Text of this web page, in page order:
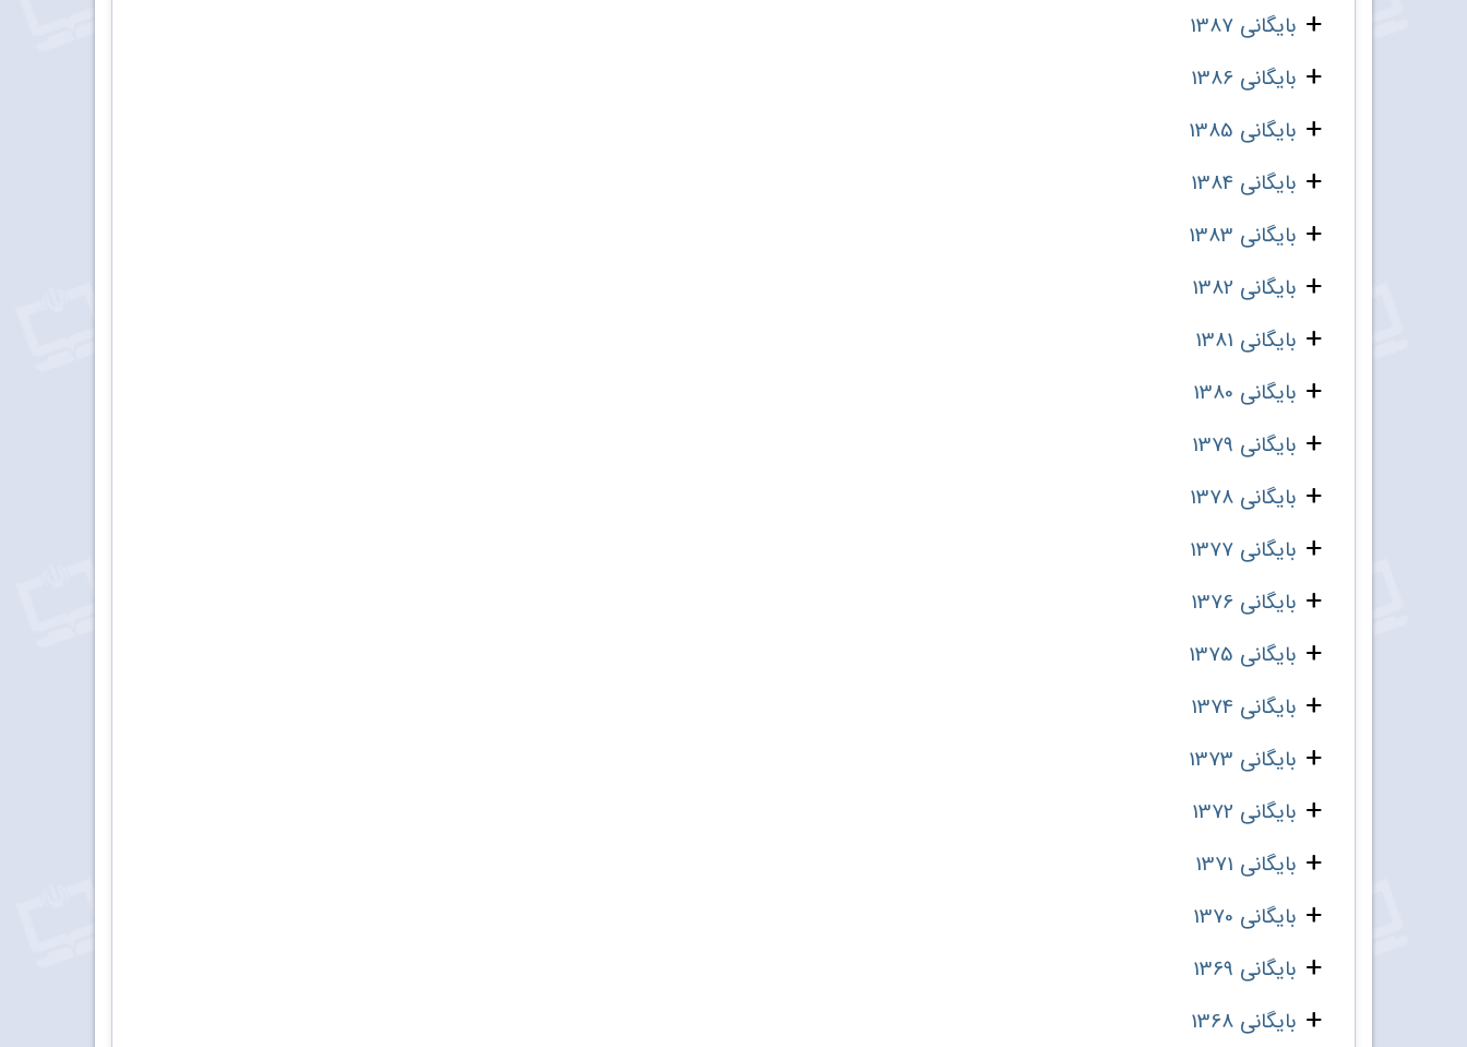
بایگانی 1387
بایگانی 1386
بایگانی 1385
بایگانی 1384
بایگانی 1383
بایگانی 1382
بایگانی 1381
بایگانی 1380
بایگانی 1379
بایگانی 1378
بایگانی 1377
بایگانی 1376
بایگانی 1375
بایگانی 1374
بایگانی 1373
بایگانی 1372
بایگانی 1371
بایگانی 1370
بایگانی 1369
بایگانی 1368